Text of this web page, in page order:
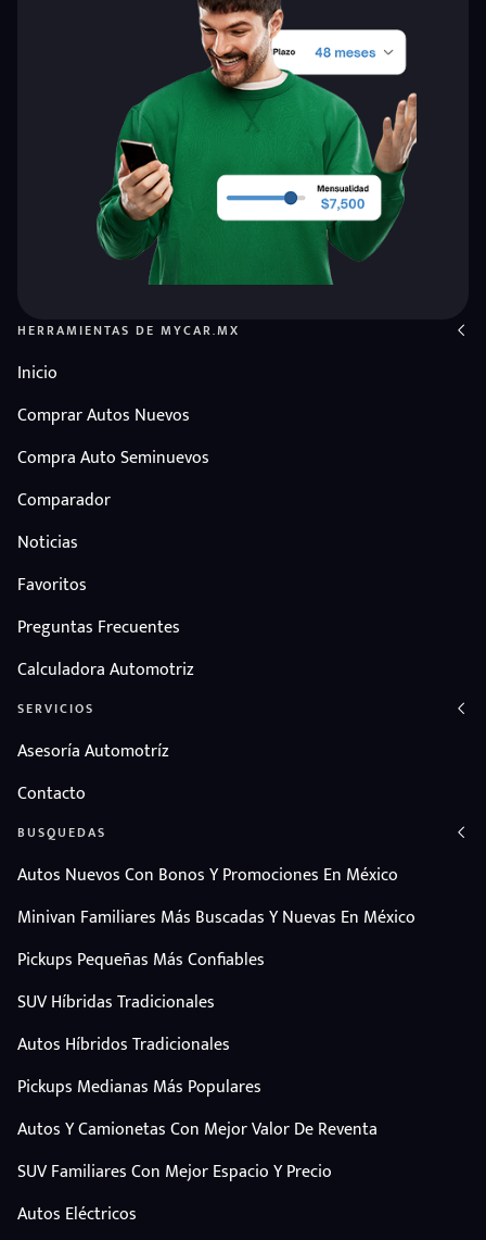
HERRAMIENTAS DE MYCAR.MX
Inicio
Comprar Autos Nuevos
Compra Auto Seminuevos
Comparador
Noticias
Favoritos
Preguntas Frecuentes
Calculadora Automotriz
SERVICIOS
Asesoría Automotríz
Contacto
BUSQUEDAS
Autos Nuevos Con Bonos Y Promociones En México
Minivan Familiares Más Buscadas Y Nuevas En México
Pickups Pequeñas Más Confiables
SUV Híbridas Tradicionales
Autos Híbridos Tradicionales
Pickups Medianas Más Populares
Autos Y Camionetas Con Mejor Valor De Reventa
SUV Familiares Con Mejor Espacio Y Precio
Autos Eléctricos